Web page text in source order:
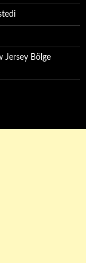
Jersey Bölge